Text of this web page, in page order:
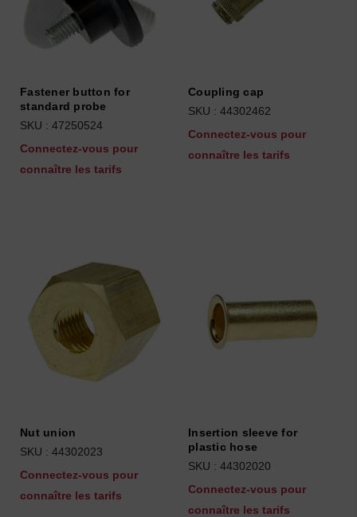
Fastener button for
standard probe
SKU : 47250524
Connectez-vous pour
connaître les tarifs
Coupling cap
SKU : 44302462
Connectez-vous pour
connaître les tarifs
Nut union
SKU : 44302023
Connectez-vous pour
connaître les tarifs
Insertion sleeve for
plastic hose
SKU : 44302020
Connectez-vous pour
connaître les tarifs